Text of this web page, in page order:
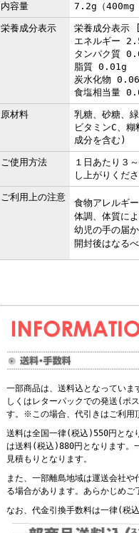
内容量 7.2g（
栄養成分表示
栄養成分表
エネルギー
タンパク質
脂質 0.01g
炭水化物
食塩相当量
原材料
乳糖、砂糖、
ビタミンC、
成分を含む)
ご使用方法
１日あたり３
し上がりくだ
ご利用上の注意
食物アレルギ
体調、体質に
幼児の手の届
開封後はなる
一部商品は、送料込となっていま
しくはレターパックでの発送(ポ
す。※この場合、代引きはご利用
送料は全国一律(税込)550円とな
は送料(税込)880円となります。
見積もりとなります。
また、一部離島地域は運送会社や
る場合があります。あらかじめご
なお、代金引換手数料は一律(税